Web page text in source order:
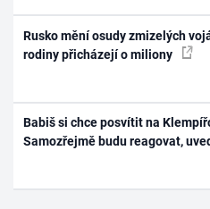
Rusko mění osudy zmizelých
rodiny přicházejí o miliony
Babiš si chce posvítit na
Samozřejmě budu reagovat,